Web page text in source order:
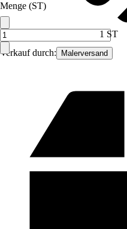
Verkauf durch: Malerversand
Menge (ST)
1 ST